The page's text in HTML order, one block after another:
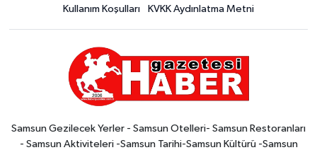
Kullanım Koşulları
KVKK Aydınlatma Metni
Samsun Gezilecek Yerler - Samsun Otelleri- Samsun Restoranları
- Samsun Aktiviteleri -Samsun Tarihi-Samsun Kültürü -Samsun